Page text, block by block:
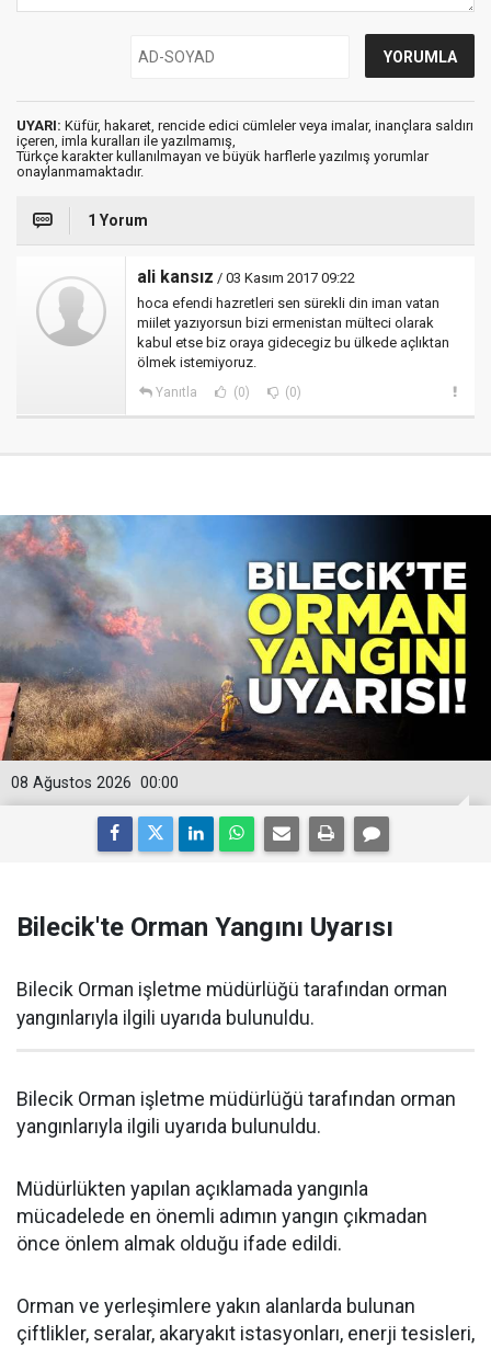
UYARI: Küfür, hakaret, rencide edici cümleler veya imalar, inançlara saldırı
içeren, imla kuralları ile yazılmamış,
Türkçe karakter kullanılmayan ve büyük harflerle yazılmış yorumlar
onaylanmamaktadır.
1 Yorum
ali kansız / 03 Kasım 2017 09:22
hoca efendi hazretleri sen sürekli din iman vatan
miilet yazıyorsun bizi ermenistan mülteci olarak
kabul etse biz oraya gidecegiz bu ülkede açlıktan
ölmek istemiyoruz.
Yanıtla (0) (0)
00:00
08 Ağustos 2026
Bilecik'te Orman Yangını Uyarısı
Bilecik Orman işletme müdürlüğü tarafından orman
yangınlarıyla ilgili uyarıda bulunuldu.
Bilecik Orman işletme müdürlüğü tarafından orman
yangınlarıyla ilgili uyarıda bulunuldu.
Müdürlükten yapılan açıklamada yangınla
mücadelede en önemli adımın yangın çıkmadan
önce önlem almak olduğu ifade edildi.
Orman ve yerleşimlere yakın alanlarda bulunan
çiftlikler, seralar, akaryakıt istasyonları, enerji tesisleri,